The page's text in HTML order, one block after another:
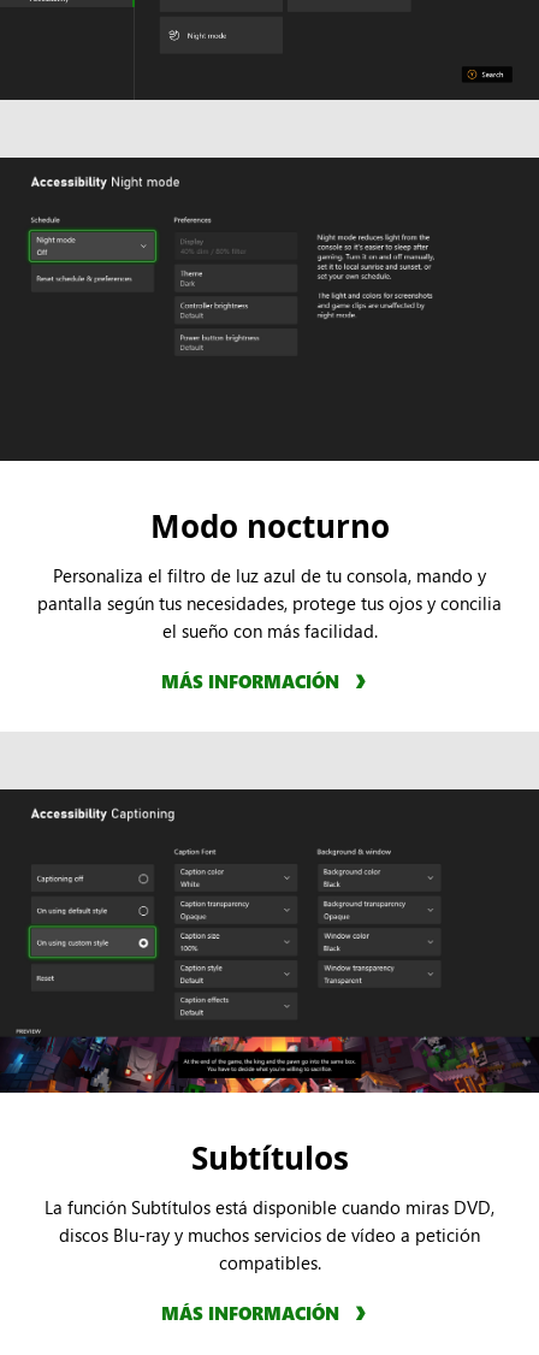
Modo nocturno
Personaliza el filtro de luz azul de tu consola, mando y
pantalla según tus necesidades, protege tus ojos y concilia
el sueño con más facilidad.
MÁS INFORMACIÓN
Subtítulos
La función Subtítulos está disponible cuando miras DVD,
discos Blu-ray y muchos servicios de vídeo a petición
compatibles.
MÁS INFORMACIÓN